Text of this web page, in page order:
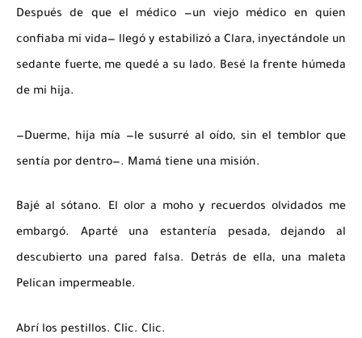
Después de que el médico —un viejo médico en quien
confiaba mi vida— llegó y estabilizó a Clara, inyectándole un
sedante fuerte, me quedé a su lado. Besé la frente húmeda
de mi hija.
—Duerme, hija mía —le susurré al oído, sin el temblor que
sentía por dentro—. Mamá tiene una misión.
Bajé al sótano. El olor a moho y recuerdos olvidados me
embargó. Aparté una estantería pesada, dejando al
descubierto una pared falsa. Detrás de ella, una maleta
Pelican impermeable.
Abrí los pestillos. Clic. Clic.